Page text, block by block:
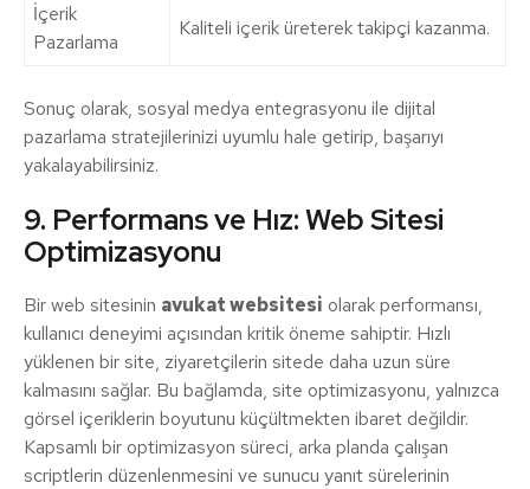
İçerik
Pazarlama
Kaliteli içerik üreterek takipçi kazanma.
Sonuç olarak, sosyal medya entegrasyonu ile dijital
pazarlama stratejilerinizi uyumlu hale getirip, başarıyı
yakalayabilirsiniz.
9. Performans ve Hız: Web Sitesi
Optimizasyonu
Bir web sitesinin avukat websitesi olarak performansı,
kullanıcı deneyimi açısından kritik öneme sahiptir. Hızlı
yüklenen bir site, ziyaretçilerin sitede daha uzun süre
kalmasını sağlar. Bu bağlamda, site optimizasyonu, yalnızca
görsel içeriklerin boyutunu küçültmekten ibaret değildir.
Kapsamlı bir optimizasyon süreci, arka planda çalışan
scriptlerin düzenlenmesini ve sunucu yanıt sürelerinin